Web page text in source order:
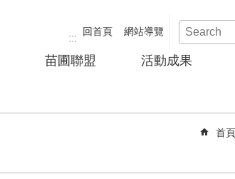
:::
回首頁 網站導覽
苗圃聯盟 活動成果
首頁